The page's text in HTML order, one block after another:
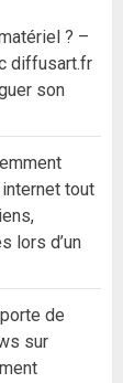
? –
diffusart.fr
son
tout
lors d’un
de
sur